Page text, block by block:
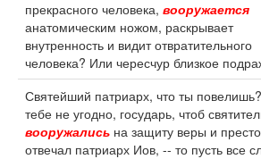
прекрасного человека, вооружается
анатомическим ножом, раскрывает
внутренность и видит отвратительного
человека? Или чересчур близкое
Святейший патриарх, что ты
тебе не угодно, государь, чтоб
вооружались на защиту веры и
отвечал патриарх Иов, -- то пусть все